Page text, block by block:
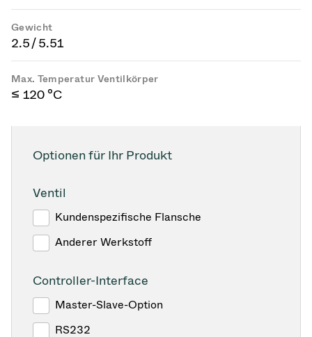
Gewicht
2.5 / 5.51
Max. Temperatur Ventilkörper
≤ 120 °C
Optionen für Ihr Produkt
Ventil
Kundenspezifische Flansche
Anderer Werkstoff
Controller-Interface
Master-Slave-Option
RS232